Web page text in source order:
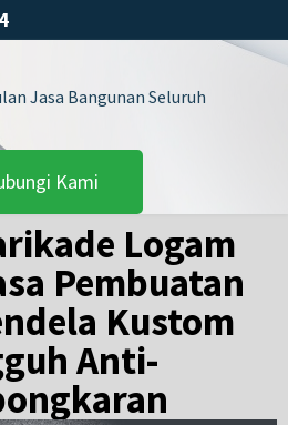
Jasa Bangunan Seluruh
Kami
Logam
Pembuatan
Kustom
Anti-